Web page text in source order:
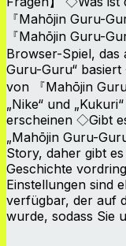
『Mahōjin Guru-
『Mahōjin Guru-
Browser-Spiel, das
Guru-Guru“
von 『Mahōjin
„Nike“ und
erscheinen ◇Gibt
„Mahōjin Guru-
Story, daher gibt
Geschichte
Einstellungen sind
verfügbar, der auf
wurde, sodass Sie